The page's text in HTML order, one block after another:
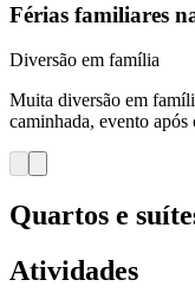
Férias familiares
Diversão em família
Muita diversão em
caminhada, evento
Quartos e
Atividades